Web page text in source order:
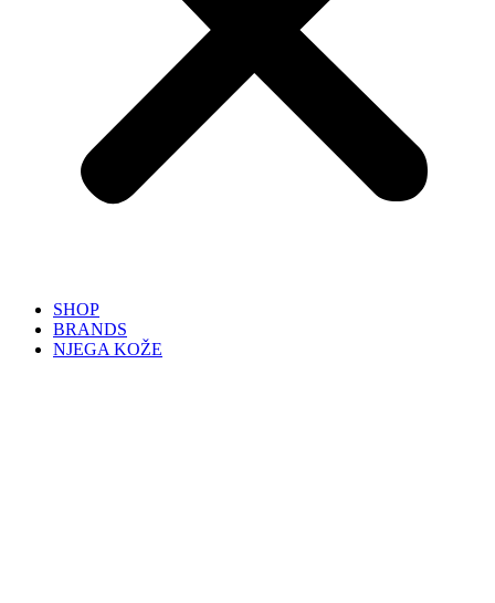
SHOP
BRANDS
NJEGA KOŽE